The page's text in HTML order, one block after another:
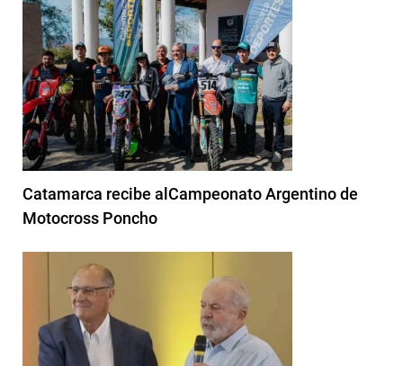
Catamarca recibe alCampeonato Argentino de
Motocross Poncho